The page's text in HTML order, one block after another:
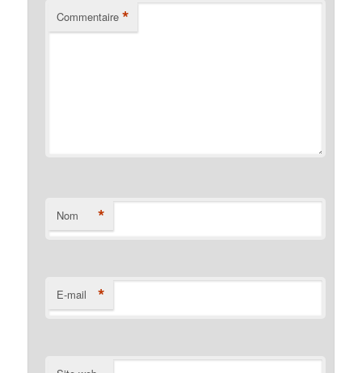
Commentaire *
Nom *
E-mail *